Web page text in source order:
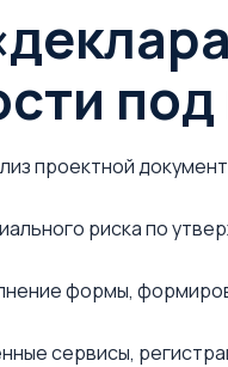
проектной
риска по
формы,
сервисы,